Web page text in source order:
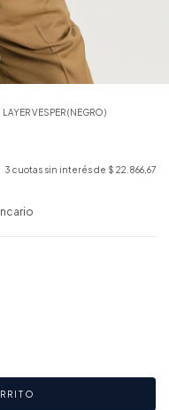
LAYER VESPER (NEGRO)
3 cuotas sin interés de $ 22.866,67